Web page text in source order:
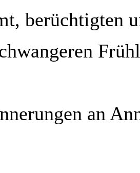
berüchtigten
an